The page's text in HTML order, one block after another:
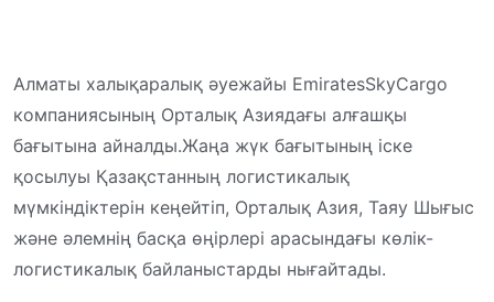
Алматы халықаралық әуежайы EmiratesSkyCargo
компаниясының Орталық Азиядағы алғашқы
бағытына айналды.Жаңа жүк бағытының іске
қосылуы Қазақстанның логистикалық
мүмкіндіктерін кеңейтіп, Орталық Азия, Таяу Шығыс
және әлемнің басқа өңірлері арасындағы көлік-
логистикалық байланыстарды нығайтады.